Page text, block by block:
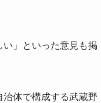
」といった意見も掲
体で構成する武蔵野